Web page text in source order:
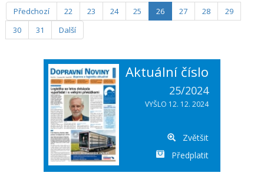
událostí. Zaujala akademiky i odborníky z praxe, kteří chtěli získat
informace o posledních výzkumech v logistice a managementu
dodavatelských řetězců. Konference LRN je jedním z hlavních
evropských fór pro prezentaci výsledků výzkumu v těchto oblastech
Předchozí 22 23 24 25 26 27 28
29
30
31 Další
Aktuální číslo
25/2024
VYŠLO 12. 12. 2024
Zvětšit
Předplatit